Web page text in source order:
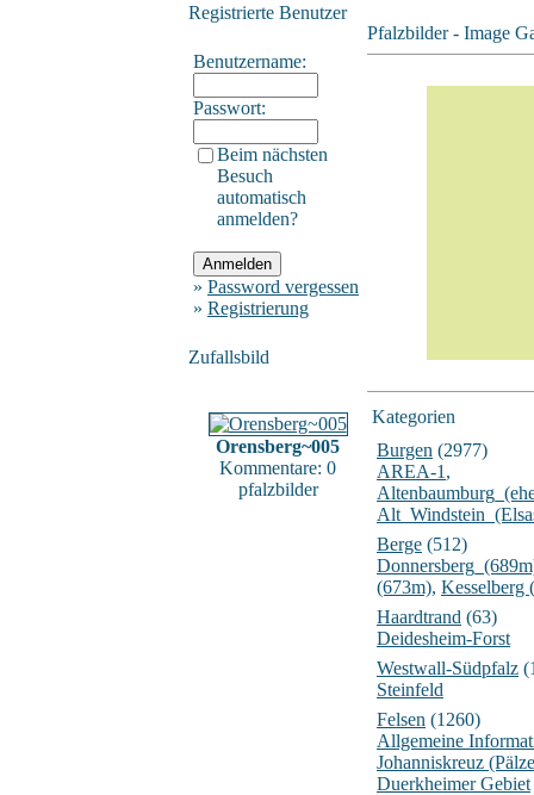
Registrierte Benutzer
Benutzername:
Passwort:
Beim nächsten
Besuch
automatisch
anmelden?
» Password vergessen
» Registrierung
Zufallsbild
Orensberg~005
Kommentare: 0
pfalzbilder
Pfalzbilder - Image
Kategorien
Burgen (2977)
AREA-1 ,
Berge (512)
(673m), Kesselberg
Haardtrand (63)
Deidesheim-Forst
Westwall-Südpfalz
Steinfeld
Felsen (1260)
Allgemeine
Johanniskreuz
Duerkheimer Gebiet